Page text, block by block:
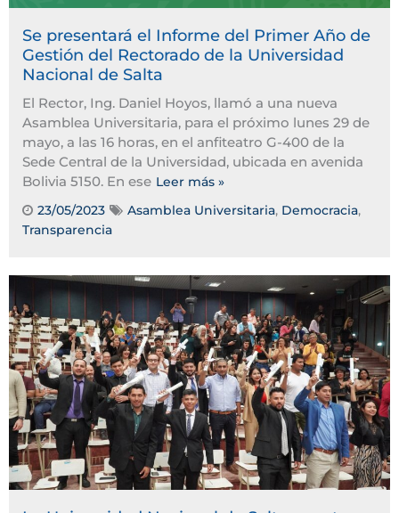
Se presentará el Informe del Primer Año de
Gestión del Rectorado de la Universidad
Nacional de Salta
El Rector, Ing. Daniel Hoyos, llamó a una nueva
Asamblea Universitaria, para el próximo lunes 29 de
mayo, a las 16 horas, en el anfiteatro G-400 de la
Sede Central de la Universidad, ubicada en avenida
Bolivia 5150. En ese Leer más »
23/05/2023
Asamblea Universitaria, Democracia,
Transparencia
Tags: